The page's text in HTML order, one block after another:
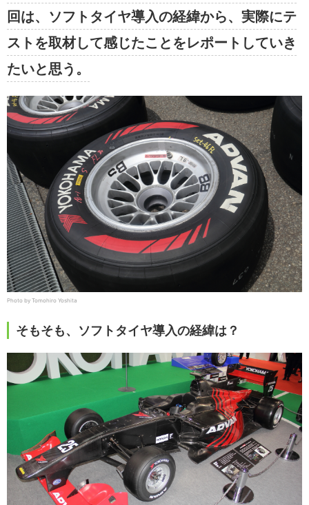
回は、ソフトタイヤ導入の経緯から、実際にテ
ストを取材して感じたことをレポートしていき
たいと思う。
Photo by Tomohiro Yoshita
そもそも、ソフトタイヤ導入の経緯は？